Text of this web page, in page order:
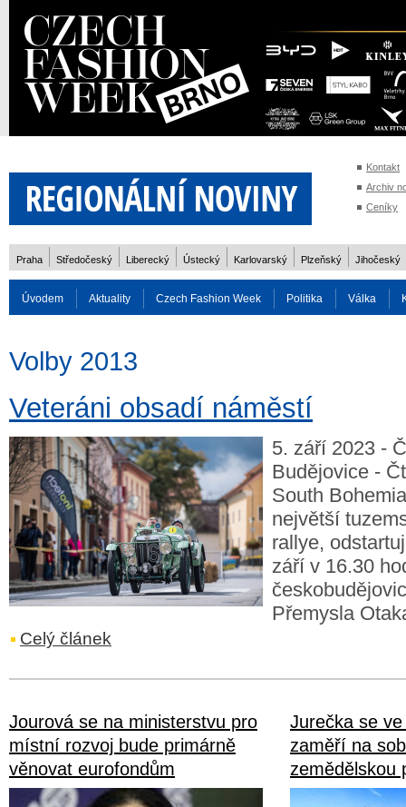
Kontakt
Archiv
Ceníky
Praha Středočeský Liberecký Ústecký Karlovarský Plzeňský Jihočeský
Úvodem Aktuality Czech Fashion Week Politika Válka
Volby 2013
Veteráni obsadí náměstí
5. září 2023 -
Budějovice -
South
největší
rallye,
září v 16.30
Přemysla
Celý článek
Jourová se na ministerstvu pro
místní rozvoj bude primárně
věnovat eurofondům
Jurečka se
zaměří na
zemědělskou